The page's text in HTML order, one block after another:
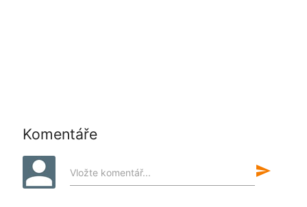
Komentáře
Vložte komentář... send